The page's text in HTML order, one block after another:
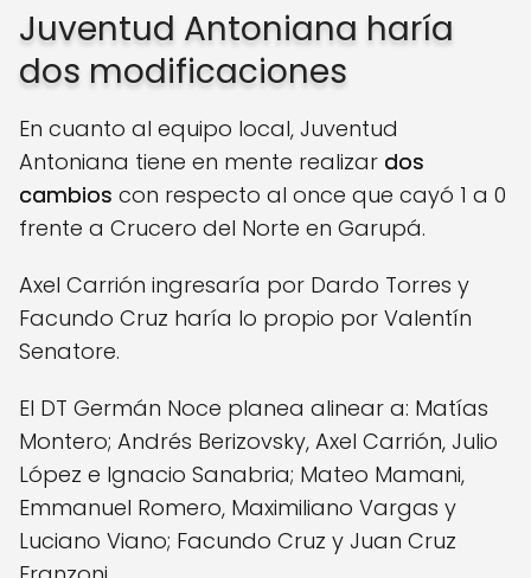
Juventud Antoniana haría
dos modificaciones
En cuanto al equipo local, Juventud
Antoniana tiene en mente realizar dos
cambios con respecto al once que cayó 1 a 0
frente a Crucero del Norte en Garupá.
Axel Carrión ingresaría por Dardo Torres y
Facundo Cruz haría lo propio por Valentín
Senatore.
El DT Germán Noce planea alinear a: Matías
Montero; Andrés Berizovsky, Axel Carrión, Julio
López e Ignacio Sanabria; Mateo Mamani,
Emmanuel Romero, Maximiliano Vargas y
Luciano Viano; Facundo Cruz y Juan Cruz